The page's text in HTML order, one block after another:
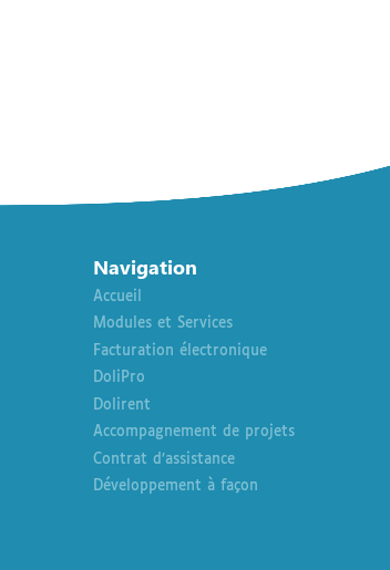
Navigation
Accueil
Modules et Services
Facturation électronique
DoliPro
Dolirent
Accompagnement de projets
Contrat d’assistance
Développement à façon